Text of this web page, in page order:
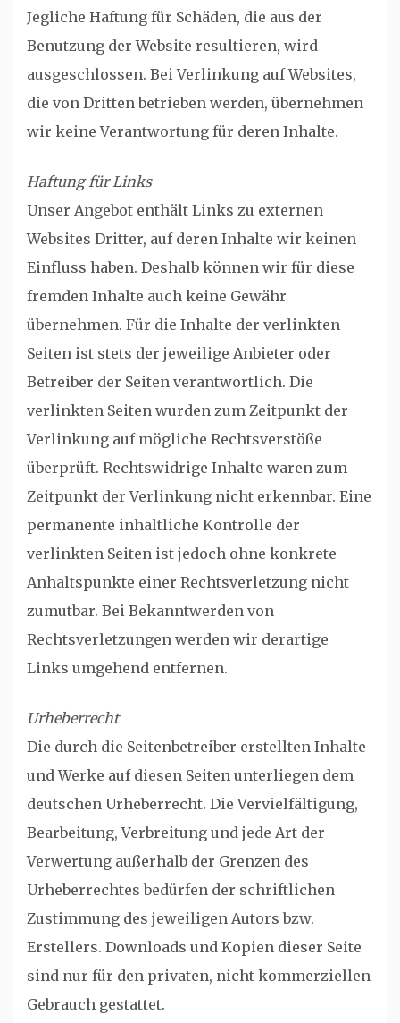
Jegliche Haftung für Schäden, die aus der
Benutzung der Website resultieren, wird
ausgeschlossen. Bei Verlinkung auf Websites,
die von Dritten betrieben werden, übernehmen
wir keine Verantwortung für deren Inhalte.
Haftung für Links
Unser Angebot enthält Links zu externen
Websites Dritter, auf deren Inhalte wir keinen
Einfluss haben. Deshalb können wir für diese
fremden Inhalte auch keine Gewähr
übernehmen. Für die Inhalte der verlinkten
Seiten ist stets der jeweilige Anbieter oder
Betreiber der Seiten verantwortlich. Die
verlinkten Seiten wurden zum Zeitpunkt der
Verlinkung auf mögliche Rechtsverstöße
überprüft. Rechtswidrige Inhalte waren zum
Zeitpunkt der Verlinkung nicht erkennbar. Eine
permanente inhaltliche Kontrolle der
verlinkten Seiten ist jedoch ohne konkrete
Anhaltspunkte einer Rechtsverletzung nicht
zumutbar. Bei Bekanntwerden von
Rechtsverletzungen werden wir derartige
Links umgehend entfernen.
Urheberrecht
Die durch die Seitenbetreiber erstellten Inhalte
und Werke auf diesen Seiten unterliegen dem
deutschen Urheberrecht. Die Vervielfältigung,
Bearbeitung, Verbreitung und jede Art der
Verwertung außerhalb der Grenzen des
Urheberrechtes bedürfen der schriftlichen
Zustimmung des jeweiligen Autors bzw.
Erstellers. Downloads und Kopien dieser Seite
sind nur für den privaten, nicht kommerziellen
Gebrauch gestattet.